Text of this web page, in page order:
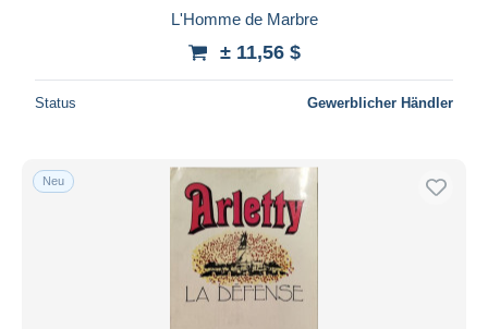
L'Homme de Marbre
± 11,56 $
Status Gewerblicher Händler
Neu